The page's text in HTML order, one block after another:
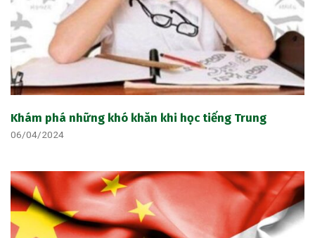
Khám phá những khó khăn khi học tiếng Trung
06/04/2024